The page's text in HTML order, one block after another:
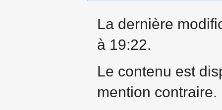
La dernière
à 19:22.
Le contenu est
mention contraire.